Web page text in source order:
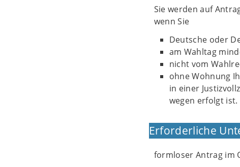
Sie werden auf
wenn Sie
Deutsche oder
am Wahltag
nicht vom
ohne Wohnung
in einer
wegen erfolgt ist.
Erforderliche
formloser Antrag im